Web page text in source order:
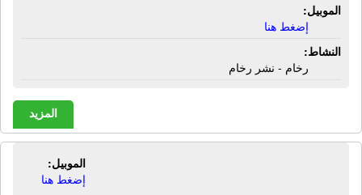
الموبيل:
إضغط هنا
النشاط:
رخام - نشر رخام
المزيد
الموبيل:
إضغط هنا